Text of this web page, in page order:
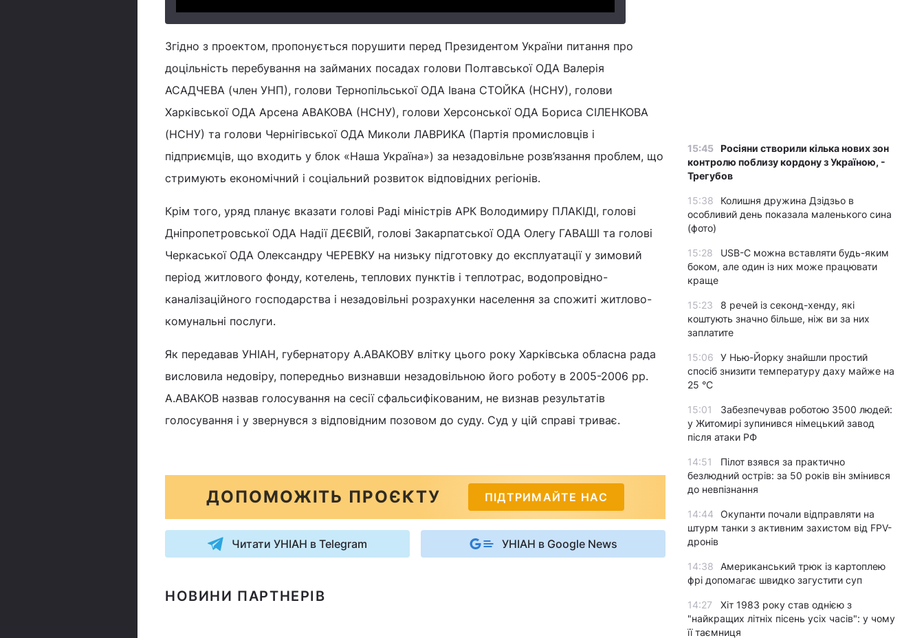
Згідно з проектом, пропонується порушити перед Президентом України питання про
доцільність перебування на займаних посадах голови Полтавської ОДА Валерія
АСАДЧЕВА (член УНП), голови Тернопільської ОДА Івана СТОЙКА (НСНУ), голови
Харківської ОДА Арсена АВАКОВА (НСНУ), голови Херсонської ОДА Бориса СІЛЕНКОВА
(НСНУ) та голови Чернігівської ОДА Миколи ЛАВРИКА (Партія промисловців і
підприємців, що входить у блок «Наша Україна») за незадовільне розв’язання проблем, що
стримують економічний і соціальний розвиток відповідних регіонів.
Крім того, уряд планує вказати голові Раді міністрів АРК Володимиру ПЛАКІДІ, голові
Дніпропетровської ОДА Надії ДЕЄВІЙ, голові Закарпатської ОДА Олегу ГАВАШІ та голові
Черкаської ОДА Олександру ЧЕРЕВКУ на низьку підготовку до експлуатації у зимовий
період житлового фонду, котелень, теплових пунктів і теплотрас, водопровідно-
каналізаційного господарства і незадовільні розрахунки населення за спожиті житлово-
комунальні послуги.
Як передавав УНІАН, губернатору А.АВАКОВУ влітку цього року Харківська обласна рада
висловила недовіру, попередньо визнавши незадовільною його роботу в 2005-2006 рр.
А.АВАКОВ назвав голосування на сесії сфальсифікованим, не визнав результатів
голосування і у звернувся з відповідним позовом до суду. Суд у цій справі триває.
ДОПОМОЖІТЬ ПРОЄКТУ ПІДТРИМАЙТЕ НАС
Читати УНІАН в Telegram УНІАН в Google News
НОВИНИ ПАРТНЕРІВ
15:45 Росіяни створили кілька нових зон
контролю поблизу кордону з Україною, -
Трегубов
15:38
Колишня дружина Дзідзьо в
особливий день показала маленького сина
(фото)
15:28
USB-C можна вставляти будь-яким
боком, але один із них може працювати
краще
15:23
8 речей із секонд-хенду, які
коштують значно більше, ніж ви за них
заплатите
15:06
У Нью-Йорку знайшли простий
спосіб знизити температуру даху майже на
25 °C
15:01
Забезпечував роботою 3500 людей:
у Житомирі зупинився німецький завод
після атаки РФ
14:51
Пілот взявся за практично
безлюдний острів: за 50 років він змінився
до невпізнання
14:44
Окупанти почали відправляти на
штурм танки з активним захистом від FPV-
дронів
14:38
Американський трюк із картоплею
фрі допомагає швидко загустити суп
14:27
Хіт 1983 року став однією з
"найкращих літніх пісень усіх часів": у чому
її таємниця